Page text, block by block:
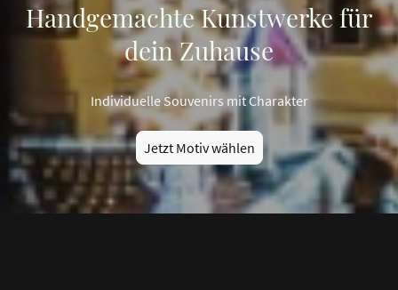
Handgemachte Kunstwerke für
dein Zuhause
Individuelle Souvenirs mit Charakter
Jetzt Motiv wählen